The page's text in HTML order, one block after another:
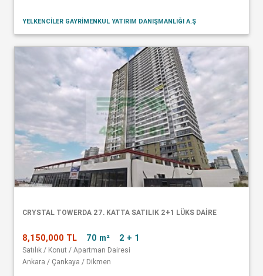
YELKENCİLER GAYRİMENKUL YATIRIM DANIŞMANLIĞI A.Ş
CRYSTAL TOWERDA 27. KATTA SATILIK 2+1 LÜKS DAİRE
8,150,000 TL 70 m² 2 + 1
Satılık / Konut / Apartman Dairesi
Ankara / Çankaya / Dikmen